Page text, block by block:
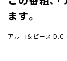
ます。
アルコ＆ピース